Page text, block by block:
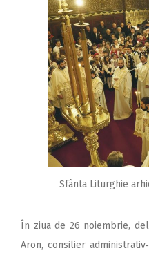
Sfânta Liturghie
În ziua de 26 noiembrie,
Aron, consilier